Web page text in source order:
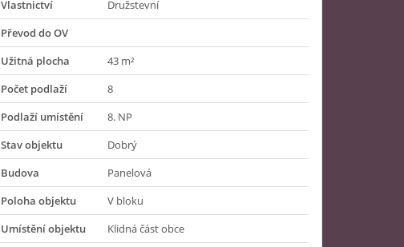
Vlastnictví
Družstevní
Převod do OV
Užitná plocha
43 m²
Počet podlaží
8
Podlaží umístění
8. NP
Stav objektu
Dobrý
Budova
Panelová
Poloha objektu
V bloku
Umístění objektu
Klidná část obce